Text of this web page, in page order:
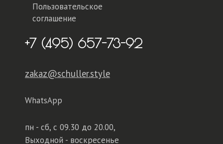
Пользовательское
соглашение
+7 (495) 657-73-92
zakaz@schuller.style
WhatsApp
пн - сб, с 09.30 до 20.00,
Выходной - воскресенье